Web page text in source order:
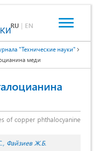
RU | EN
"Технические науки"
меди
of copper phthalocyanine
Файзиев Ж.Б.